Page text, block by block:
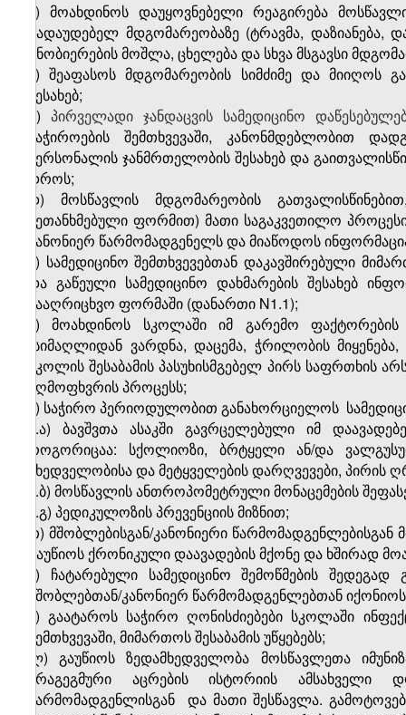
ა) მოახდინოს დაუყოვნებელი რეაგირება
გადაუდებელ მდგომარეობაზე (ტრავმა, დაზიანება,
ცნობიერების მოშლა, ცხელება და სხვა მსგავსი
ბ) შეაფასოს მდგომარეობის სიმძიმე და მიიღოს
შესახებ;
გ) პირველადი ჯანდაცვის სამედიცინო
საჭიროების შემთხვევაში, კანონმდებლობით
პერსონალის ჯანმრთელობის შესახებ და
დროს;
დ) მოსწავლის მდგომარეობის
შეთანხმებული ფორმით) მათი საგაკვეთილო
კანონიერ წარმომადგენელს და მიაწოდოს
ე) სამედიცინო შემთხვევებთან დაკავშირებული
და გაწეული სამედიცინო დახმარების შესახებ
სააღრიცხვო ფორმაში (დანართი N1.1);
ვ) მოახდინოს სკოლაში იმ გარემო ფაქტორების
(სიმაღლიდან ვარდნა, დაცემა, ჭრილობის
სკოლის შესაბამის პასუხისმგებელ პირს საფრთხის
აღმოფხვრის პროცესს;
ზ) საჭირო პერიოდულობით განახორციელოს
ზ.ა) ბავშვთა ასაკში გავრცელებული იმ
როგორიცაა: სქოლიოზი, ბრტყელი ან/და
მხედველობისა და მეტყველების დარღვევები, პირის
ზ.ბ) მოსწავლის ანთროპომეტრული მონაცემების
ზ.გ) პედიკულოზის პრევენციის მიზნით;
თ) მშობლებისგან/კანონიერი
გაუწიოს ქრონიკული დაავადების მქონე და ხშირად
ი) ჩატარებული სამედიცინო შემოწმების
მშობლებთან/კანონიერ წარმომადგენლებთან
კ) გაატაროს საჭირო ღონისძიებები სკოლაში
შემთხვევაში, მიმართოს შესაბამის უწყებებს;
ლ) გაუწიოს ზედამხედველობა მოსწავლეთა
არაგეგმური აცრების ისტორიის ამსახველი
წარმომადგენლისგან
და მათი შესწავლა.